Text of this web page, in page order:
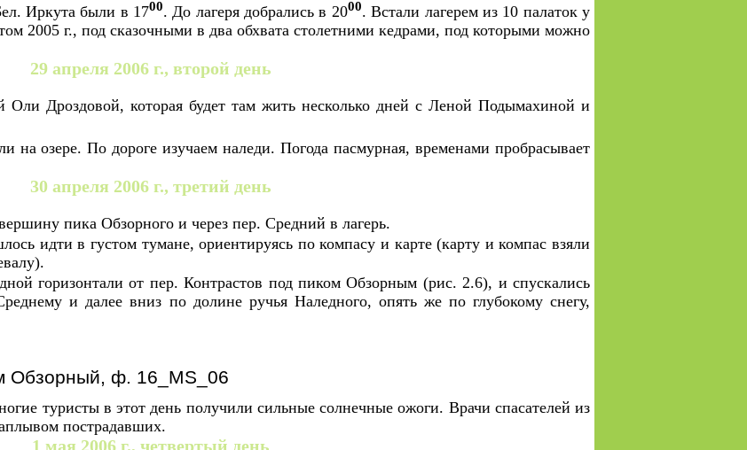
Иркута были в 1700. До лагеря добрались в 2000. Встали лагерем из 10 палаток у
2005 г., под сказочными в два обхвата столетними кедрами, под которыми можно
29 апреля 2006 г., второй день
Оли Дроздовой, которая будет там жить несколько дней с Леной Подымахиной и
на озере. По дороге изучаем наледи. Погода пасмурная, временами пробрасывает
30 апреля 2006 г., третий день
пика Обзорного и через пер. Средний в лагерь.
идти в густом тумане, ориентируясь по компасу и карте (карту и компас взяли
горизонтали от пер. Контрастов под пиком Обзорным (рис. 2.6), и спускались
и далее вниз по долине ручья Наледного, опять же по глубокому снегу,
Обзорный, ф. 16_MS_06
туристы в этот день получили сильные солнечные ожоги. Врачи спасателей из
пострадавших.
1 мая 2006 г., четвертый день